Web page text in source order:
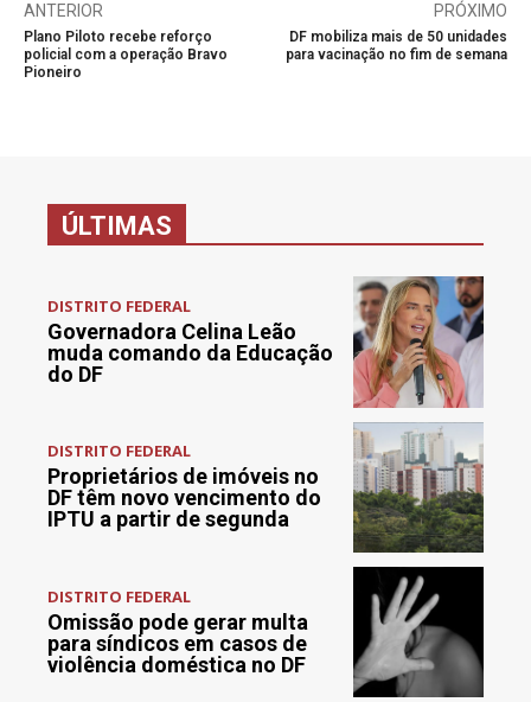
ANTERIOR
Plano Piloto recebe reforço
policial com a operação Bravo
Pioneiro
PRÓXIMO
DF mobiliza mais de 50 unidades
para vacinação no fim de semana
ÚLTIMAS
DISTRITO FEDERAL
Governadora Celina Leão
muda comando da Educação
do DF
DISTRITO FEDERAL
Proprietários de imóveis no
DF têm novo vencimento do
IPTU a partir de segunda
DISTRITO FEDERAL
Omissão pode gerar multa
para síndicos em casos de
violência doméstica no DF